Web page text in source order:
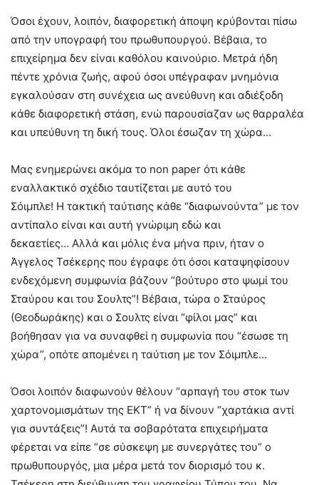
Όσοι έχουν, λοιπόν, διαφορετική άποψη κρύβονται πίσω
από την υπογραφή του πρωθυπουργού. Βέβαια, το
επιχείρημα δεν είναι καθόλου καινούριο. Μετρά ήδη
πέντε χρόνια ζωής, αφού όσοι υπέγραφαν μνημόνια
εγκαλούσαν στη συνέχεια ως ανεύθυνη και αδιέξοδη
κάθε διαφορετική στάση, ενώ παρουσίαζαν ως θαρραλέα
και υπεύθυνη τη δική τους. Όλοι έσωζαν τη χώρα…
Μας ενημερώνει ακόμα το non paper ότι κάθε
εναλλακτικό σχέδιο ταυτίζεται με αυτό του
Σόιμπλε! Η τακτική ταύτισης κάθε “διαφωνούντα” με τον
αντίπαλο είναι και αυτή γνώριμη εδώ και
δεκαετίες… Αλλά και μόλις ένα μήνα πριν, ήταν ο
Άγγελος Τσέκερης που έγραφε ότι όσοι καταψηφίσουν
ενδεχόμενη συμφωνία βάζουν “βούτυρο στο ψωμί του
Σταύρου και του Σουλτς”! Βέβαια, τώρα ο Σταύρος
(Θεοδωράκης) και ο Σουλτς είναι “φίλοι μας” και
βοήθησαν για να συναφθεί η συμφωνία που “έσωσε τη
χώρα”, οπότε απομένει η ταύτιση με τον Σόιμπλε…
Όσοι λοιπόν διαφωνούν θέλουν “αρπαγή του στοκ των
χαρτονομισμάτων της ΕΚΤ” ή να δίνουν “χαρτάκια αντί
για συντάξεις”! Αυτά τα σοβαρότατα επιχειρήματα
φέρεται να είπε “σε σύσκεψη με συνεργάτες του” ο
πρωθυπουργός, μια μέρα μετά τον διορισμό του κ.